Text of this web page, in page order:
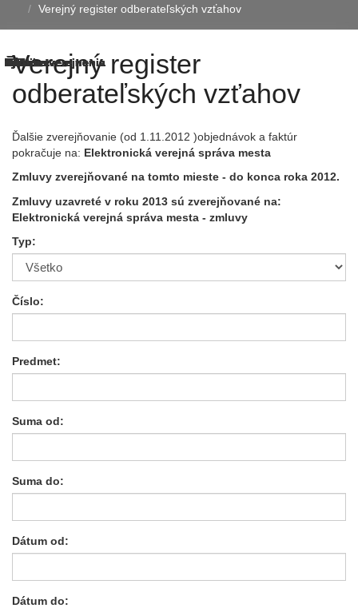
Verejný register odberateľských vzťahov
Verejný register
odberateľských vzťahov
Ďalšie zverejňovanie (od 1.11.2012 )objednávok a faktúr
pokračuje na: Elektronická verejná správa mesta
Zmluvy zverejňované na tomto mieste - do konca roka 2012.
Zmluvy uzavreté v roku 2013 sú zverejňované na:
Elektronická verejná správa mesta - zmluvy
Typ:
Číslo:
Predmet:
Suma od:
Suma do:
Dátum od:
Dátum do: